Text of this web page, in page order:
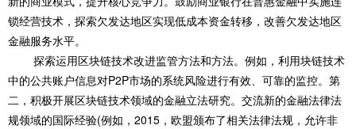
锁经营技术，探索欠发达地区实现低成本资金转移，改善欠发达地区
金融服务水平。
探索运用区块链技术改进监管方法和方法。例如，利用块链技术
中的公共账户信息对P2P市场的系统风险进行有效、可靠的监控。第
二，积极开展区块链技术领域的金融立法研究。交流新的金融法律法
规领域的国际经验(例如，2015，欧盟颁布了相关法律法规，允许非